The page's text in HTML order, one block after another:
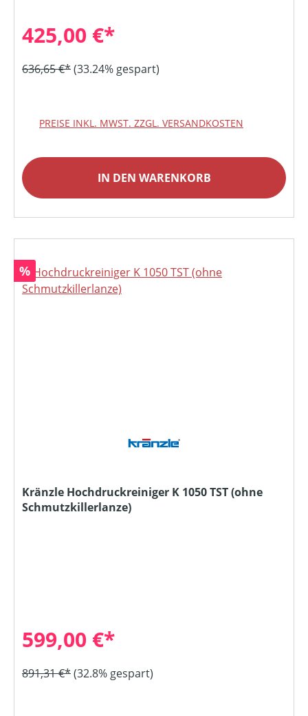
425,00 €*
636,65 €*(33.24% gespart)
PREISE INKL. MWST. ZZGL. VERSANDKOSTEN
IN DEN WARENKORB
Rabatt
%
Kränzle Hochdruckreiniger K 1050 TST (ohne
Schmutzkillerlanze)
599,00 €*
891,31 €*(32.8% gespart)